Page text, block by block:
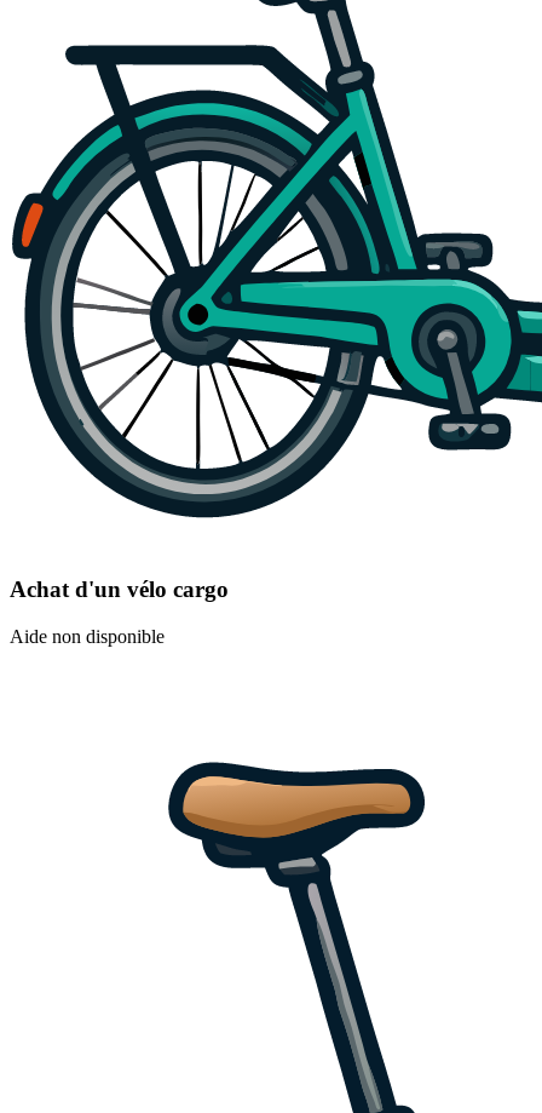
Achat d'un vélo cargo
Aide non disponible